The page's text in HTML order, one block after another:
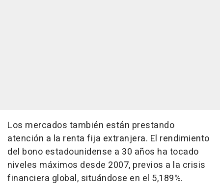
Los mercados también están prestando
atención a la renta fija extranjera. El rendimiento
del bono estadounidense a 30 años ha tocado
niveles máximos desde 2007, previos a la crisis
financiera global, situándose en el 5,189%.